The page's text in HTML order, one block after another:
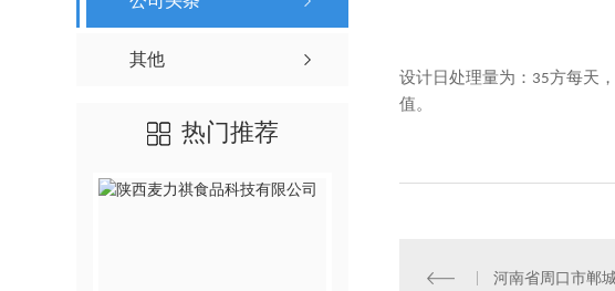
其他
热门推荐
设计日处理量为： 35方每天
值。
河南省周口市郸